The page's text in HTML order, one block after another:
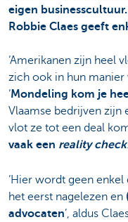
eigen
Robbie Claes geeft
‘Amerikanen zijn heel
zich ook in hun manier
‘Mondeling kom je
Vlaamse bedrijven zijn
vlot ze tot een deal
vaak een reality check.
‘Hier wordt geen
het eerst nagelezen en
advocaten’, aldus